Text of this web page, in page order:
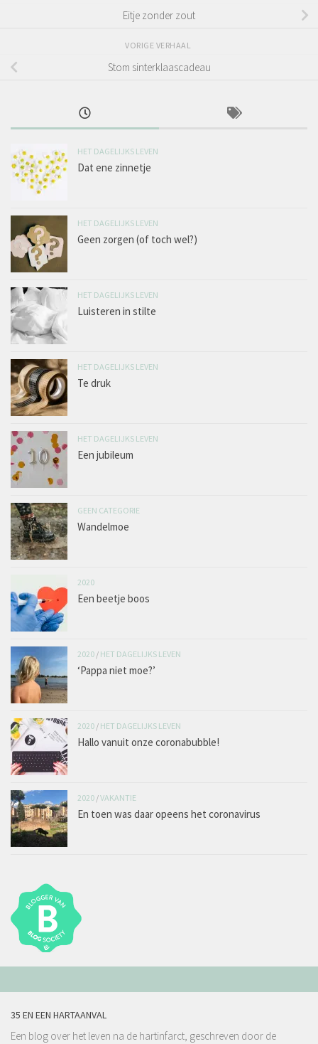
Eitje zonder zout
VORIGE VERHAAL
Stom sinterklaascadeau
HET DAGELIJKS LEVEN
Dat ene zinnetje
HET DAGELIJKS LEVEN
Geen zorgen (of toch wel?)
HET DAGELIJKS LEVEN
Luisteren in stilte
HET DAGELIJKS LEVEN
Te druk
HET DAGELIJKS LEVEN
Een jubileum
GEEN CATEGORIE
Wandelmoe
2020
Een beetje boos
2020 / HET DAGELIJKS LEVEN
‘Pappa niet moe?’
2020 / HET DAGELIJKS LEVEN
Hallo vanuit onze coronabubble!
2020 /VAKANTIE
En toen was daar opeens het coronavirus
35 EN EEN HARTAANVAL
Een blog over het leven na de hartinfarct, geschreven door de